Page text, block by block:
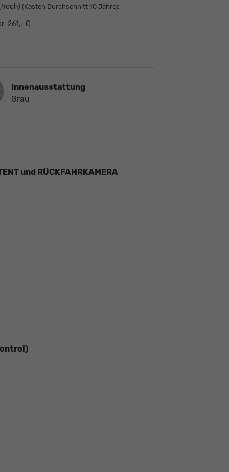
(Kosten Durchschnitt 10 Jahre):
261,- €
Innenausstattung
Grau
und RÜCKFAHRKAMERA